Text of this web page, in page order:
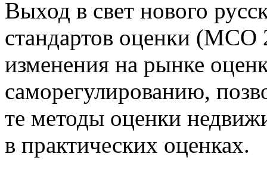
Выход в свет нового
стандартов оценки (МСО
изменения на рынке
саморегулированию,
те методы оценки
в практических оценках.